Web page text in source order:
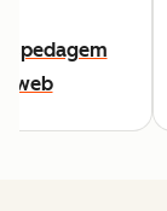
web